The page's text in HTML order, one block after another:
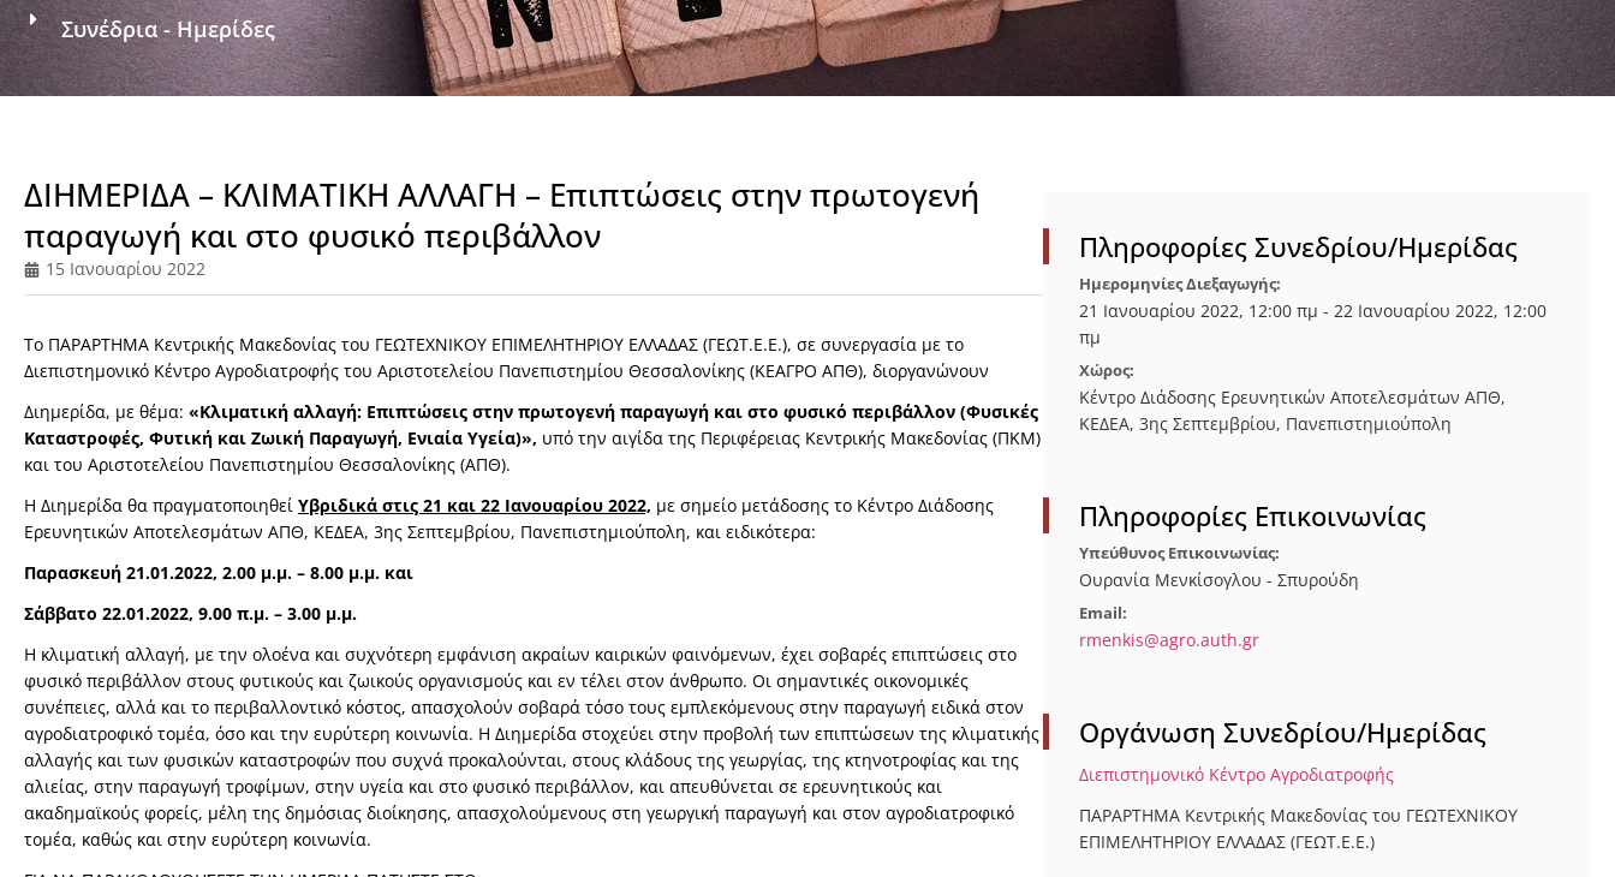
Συνέδρια - Ημερίδες
ΔΙΗΜΕΡΙΔΑ – ΚΛΙΜΑΤΙΚΗ ΑΛΛΑΓΗ – Επιπτώσεις στην πρωτογενή
παραγωγή και στο φυσικό περιβάλλον
15 Ιανουαρίου 2022
Το ΠΑΡΑΡΤΗΜΑ Κεντρικής Μακεδονίας του ΓΕΩΤΕΧΝΙΚΟΥ ΕΠΙΜΕΛΗΤΗΡΙΟΥ ΕΛΛΑΔΑΣ (ΓΕΩΤ.Ε.Ε.), σε συνεργασία με το
Διεπιστημονικό Κέντρο Αγροδιατροφής του Αριστοτελείου Πανεπιστημίου Θεσσαλονίκης (ΚΕΑΓΡΟ ΑΠΘ), διοργανώνουν
Διημερίδα, με θέμα: «Κλιματική αλλαγή: Επιπτώσεις στην πρωτογενή παραγωγή και στο φυσικό περιβάλλον (Φυσικές
Καταστροφές, Φυτική και Ζωική Παραγωγή, Ενιαία Υγεία)», υπό την αιγίδα της Περιφέρειας Κεντρικής Μακεδονίας (ΠΚΜ)
και του Αριστοτελείου Πανεπιστημίου Θεσσαλονίκης (ΑΠΘ).
Η Διημερίδα θα πραγματοποιηθεί Υβριδικά στις 21 και 22 Ιανουαρίου 2022, με σημείο μετάδοσης το Κέντρο Διάδοσης
Ερευνητικών Αποτελεσμάτων ΑΠΘ, ΚΕΔΕΑ, 3ης Σεπτεμβρίου, Πανεπιστημιούπολη, και ειδικότερα:
Παρασκευή 21.01.2022, 2.00 μ.μ. – 8.00 μ.μ. και
Σάββατο 22.01.2022, 9.00 π.μ. – 3.00 μ.μ.
Η κλιματική αλλαγή, με την ολοένα και συχνότερη εμφάνιση ακραίων καιρικών φαινόμενων, έχει σοβαρές επιπτώσεις στο
φυσικό περιβάλλον στους φυτικούς και ζωικούς οργανισμούς και εν τέλει στον άνθρωπο. Οι σημαντικές οικονομικές
συνέπειες, αλλά και το περιβαλλοντικό κόστος, απασχολούν σοβαρά τόσο τους εμπλεκόμενους στην παραγωγή ειδικά στον
αγροδιατροφικό τομέα, όσο και την ευρύτερη κοινωνία. Η Διημερίδα στοχεύει στην προβολή των επιπτώσεων της κλιματικής
αλλαγής και των φυσικών καταστροφών που συχνά προκαλούνται, στους κλάδους της γεωργίας, της κτηνοτροφίας και της
αλιείας, στην παραγωγή τροφίμων, στην υγεία και στο φυσικό περιβάλλον, και απευθύνεται σε ερευνητικούς και
ακαδημαϊκούς φορείς, μέλη της δημόσιας διοίκησης, απασχολούμενους στη γεωργική παραγωγή και στον αγροδιατροφικό
τομέα, καθώς και στην ευρύτερη κοινωνία.
Πληροφορίες Συνεδρίου/Ημερίδας
Ημερομηνίες Διεξαγωγής:
21 Ιανουαρίου 2022, 12:00 πμ - 22 Ιανουαρίου 2022, 12:00
πμ
Χώρος:
Κέντρο Διάδοσης Ερευνητικών Αποτελεσμάτων ΑΠΘ,
ΚΕΔΕΑ, 3ης Σεπτεμβρίου, Πανεπιστημιούπολη
Πληροφορίες Επικοινωνίας
Υπεύθυνος Επικοινωνίας:
Ουρανία Μενκίσογλου - Σπυρούδη
Email:
rmenkis@agro.auth.gr
Οργάνωση Συνεδρίου/Ημερίδας
Διεπιστημονικό Κέντρο Αγροδιατροφής
ΠΑΡΑΡΤΗΜΑ Κεντρικής Μακεδονίας του ΓΕΩΤΕΧΝΙΚΟΥ
ΕΠΙΜΕΛΗΤΗΡΙΟΥ ΕΛΛΑΔΑΣ (ΓΕΩΤ.Ε.Ε.)